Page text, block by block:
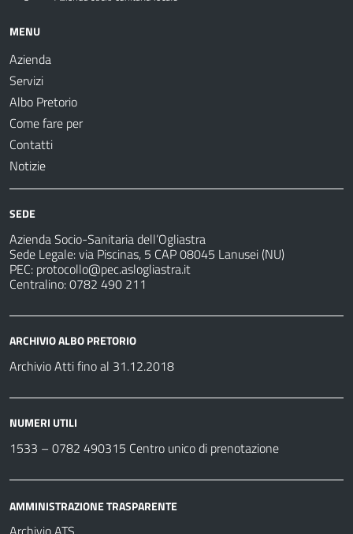
MENU
Azienda
Servizi
Albo Pretorio
Come fare per
Contatti
Notizie
SEDE
Azienda Socio-Sanitaria dell’Ogliastra
Sede Legale: via Piscinas, 5 CAP 08045 Lanusei (NU)
PEC: protocollo@pec.aslogliastra.it
Centralino: 0782 490 211
ARCHIVIO ALBO PRETORIO
Archivio Atti fino al 31.12.2018
NUMERI UTILI
1533 – 0782 490315 Centro unico di prenotazione
AMMINISTRAZIONE TRASPARENTE